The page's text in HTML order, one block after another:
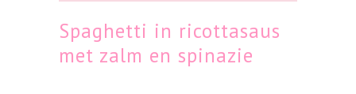
Spaghetti in ricottasaus
met zalm en spinazie